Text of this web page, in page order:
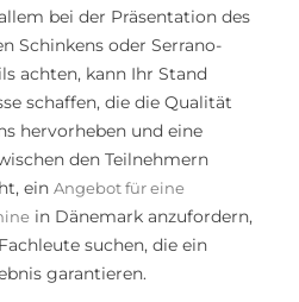
bei der Präsentation des
Schinkens oder Serrano-
achten, kann Ihr Stand
schaffen, die die Qualität
hervorheben und eine
den Teilnehmern
ein Angebot für eine
in Dänemark anzufordern,
suchen, die ein
garantieren.